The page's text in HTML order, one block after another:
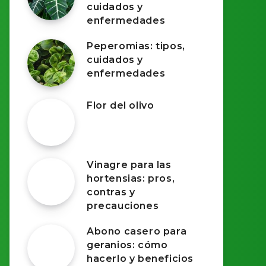
cuidados y
enfermedades
Peperomias: tipos,
cuidados y
enfermedades
Flor del olivo
Vinagre para las
hortensias: pros,
contras y
precauciones
Abono casero para
geranios: cómo
hacerlo y beneficios